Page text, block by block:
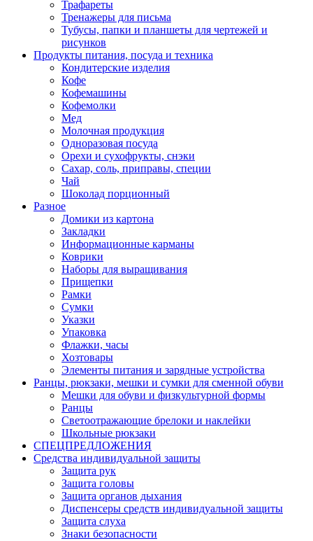
Трафареты
Тренажеры для письма
Тубусы, папки и планшеты для чертежей и
рисунков
Продукты питания, посуда и техника
Кондитерские изделия
Кофе
Кофемашины
Кофемолки
Мед
Молочная продукция
Одноразовая посуда
Орехи и сухофрукты, снэки
Сахар, соль, приправы, специи
Чай
Шоколад порционный
Разное
Домики из картона
Закладки
Информационные карманы
Коврики
Наборы для выращивания
Прищепки
Рамки
Сумки
Указки
Упаковка
Флажки, часы
Хозтовары
Элементы питания и зарядные устройства
Ранцы, рюкзаки, мешки и сумки для сменной обуви
Мешки для обуви и физкультурной формы
Ранцы
Светоотражающие брелоки и наклейки
Школьные рюкзаки
СПЕЦПРЕДЛОЖЕНИЯ
Средства индивидуальной защиты
Защита рук
Защита головы
Защита органов дыхания
Диспенсеры средств индивидуальной защиты
Защита слуха
Знаки безопасности